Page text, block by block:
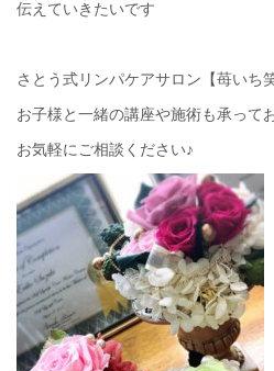
伝えていきたいです
さとう式リンパケアサロン【苺いち
お子様と一緒の講座や施術も承って
お気軽にご相談ください♪